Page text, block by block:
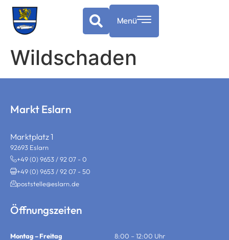
springen
Menü
Wildschaden
Markt Eslarn
Marktplatz 1
92693 Eslarn
+49 (0) 9653 / 92 07 - 0
+49 (0) 9653 / 92 07 - 50
poststelle@eslarn.de
Öffnungszeiten
Montag – Freitag
8:00 – 12:00 Uhr